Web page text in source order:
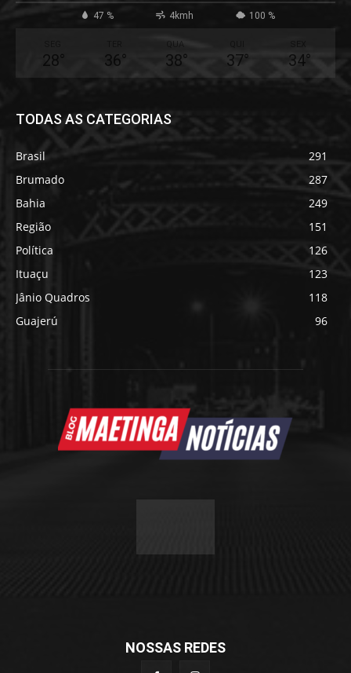
47 % 4kmh 100 %
28° 36°
QUA
38° 37° 34°
TODAS AS CATEGORIAS
Brasil
291
Brumado
287
Bahia
249
Região
151
Política
126
Ituaçu
123
Jânio Quadros
118
Guajerú
96
NOSSAS REDES